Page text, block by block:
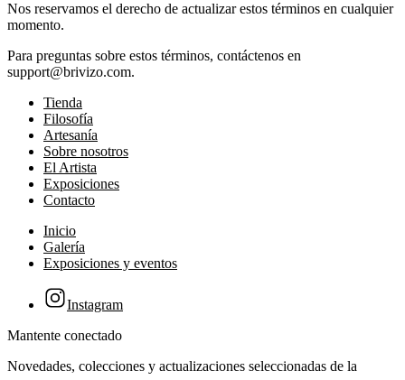
Nos reservamos el derecho de actualizar estos términos en cualquier
momento.
Para preguntas sobre estos términos, contáctenos en
support@brivizo.com.
Tienda
Filosofía
Artesanía
Sobre nosotros
El Artista
Exposiciones
Contacto
Inicio
Galería
Exposiciones y eventos
Instagram
Mantente conectado
Novedades, colecciones y actualizaciones seleccionadas de la